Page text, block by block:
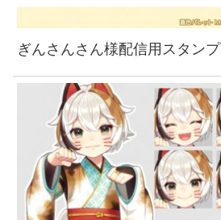
ぎんさんさん様配信用スタンプ